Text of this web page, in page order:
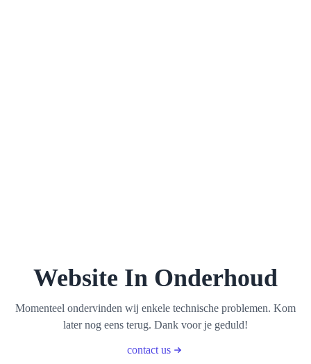
Website In Onderhoud
Momenteel ondervinden wij enkele technische problemen. Kom
later nog eens terug. Dank voor je geduld!
contact us